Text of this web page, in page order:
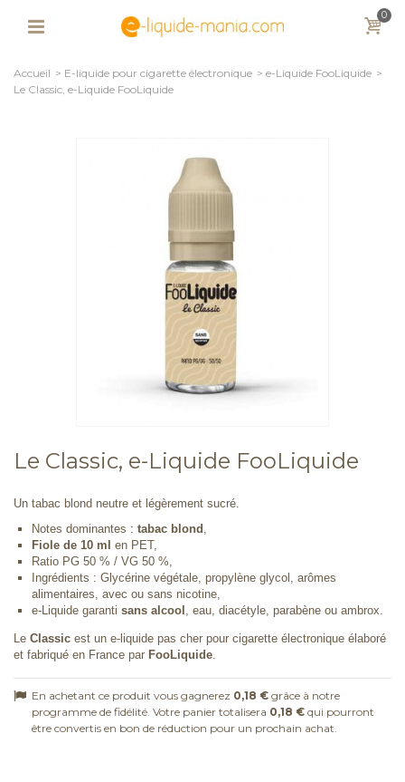
0
Accueil > E-liquide pour cigarette électronique > e-Liquide FooLiquide >
Le Classic, e-Liquide FooLiquide
Le Classic, e-Liquide FooLiquide
Un tabac blond neutre et légèrement sucré.
Notes dominantes : tabac blond ,
Fiole de 10 ml en PET,
Ratio PG 50 % / VG 50 %,
Ingrédients : Glycérine végétale, propylène glycol, arômes
alimentaires, avec ou sans nicotine,
e-Liquide garanti sans alcool , eau, diacétyle, parabène ou ambrox.
Le Classic est un e-liquide pas cher pour cigarette électronique élaboré
et fabriqué en France par FooLiquide.
En achetant ce produit vous gagnerez 0,18 € grâce à notre
programme de fidélité. Votre panier totalisera 0,18 € qui pourront
être convertis en bon de réduction pour un prochain achat.